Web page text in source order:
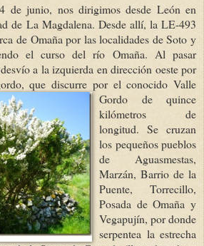
de junio, nos dirigimos desde León en
de La Magdalena. Desde allí, la LE-493
de Omaña por las localidades de Soto y
el curso del río Omaña. Al pasar
a la izquierda en dirección oeste por
que discurre por el conocido Valle
Gordo de quince
kilómetros de
longitud. Se cruzan
los pequeños pueblos
de Aguasmestas,
Marzán, Barrio de la
Puente, Torrecillo,
Posada de Omaña y
Vegapujín, por donde
serpentea la estrecha